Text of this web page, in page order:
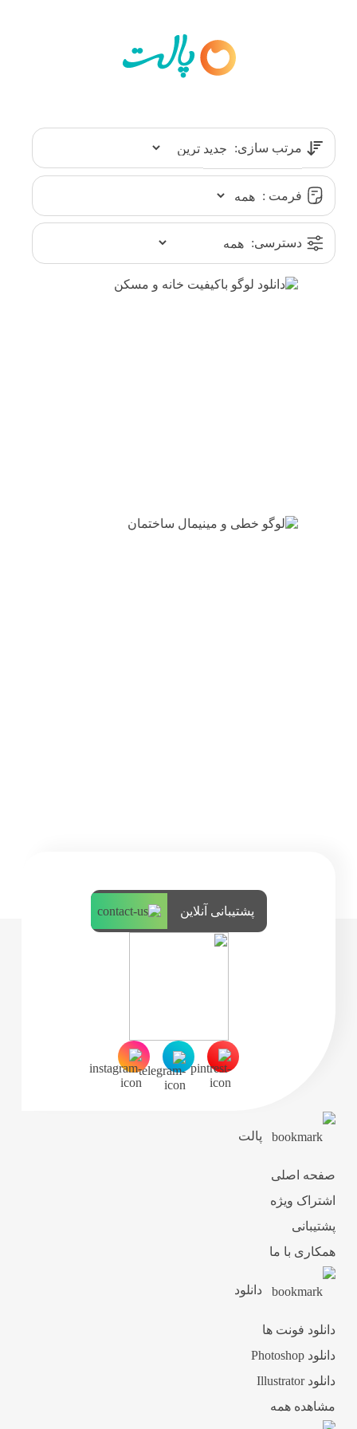
مرتب سازی:
فرمت :
دسترسی:
پالت
صفحه اصلی
اشتراک ویژه
پشتیبانی
همکاری با ما
دانلود
دانلود فونت ها
دانلود Photoshop
دانلود Illustrator
مشاهده همه
پشتیبانی آنلاین